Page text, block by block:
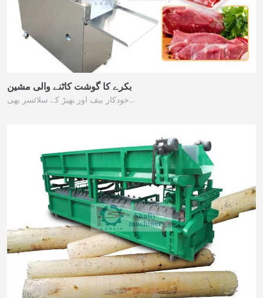
بکرے کا گوشت کاٹنے والی مشین
خودکار بیف اور بھیڑ کے سلائسر بھی…